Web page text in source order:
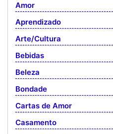
Amor
Aprendizado
Arte/Cultura
Bebidas
Beleza
Bondade
Cartas de Amor
Casamento